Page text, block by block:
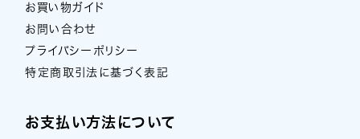
お買い物ガイド
お問い合わせ
プライバシーポリシー
特定商取引法に基づく表記
お支払い方法について